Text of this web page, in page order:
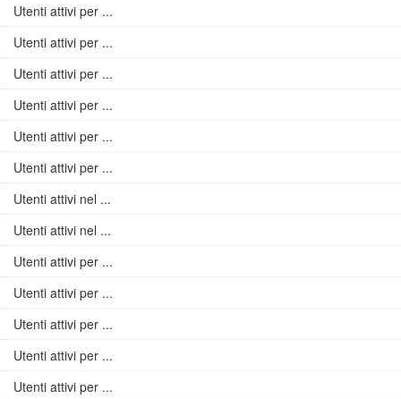
Utenti attivi per ...
Utenti attivi per ...
Utenti attivi per ...
Utenti attivi per ...
Utenti attivi per ...
Utenti attivi per ...
Utenti attivi nel ...
Utenti attivi nel ...
Utenti attivi per ...
Utenti attivi per ...
Utenti attivi per ...
Utenti attivi per ...
Utenti attivi per ...